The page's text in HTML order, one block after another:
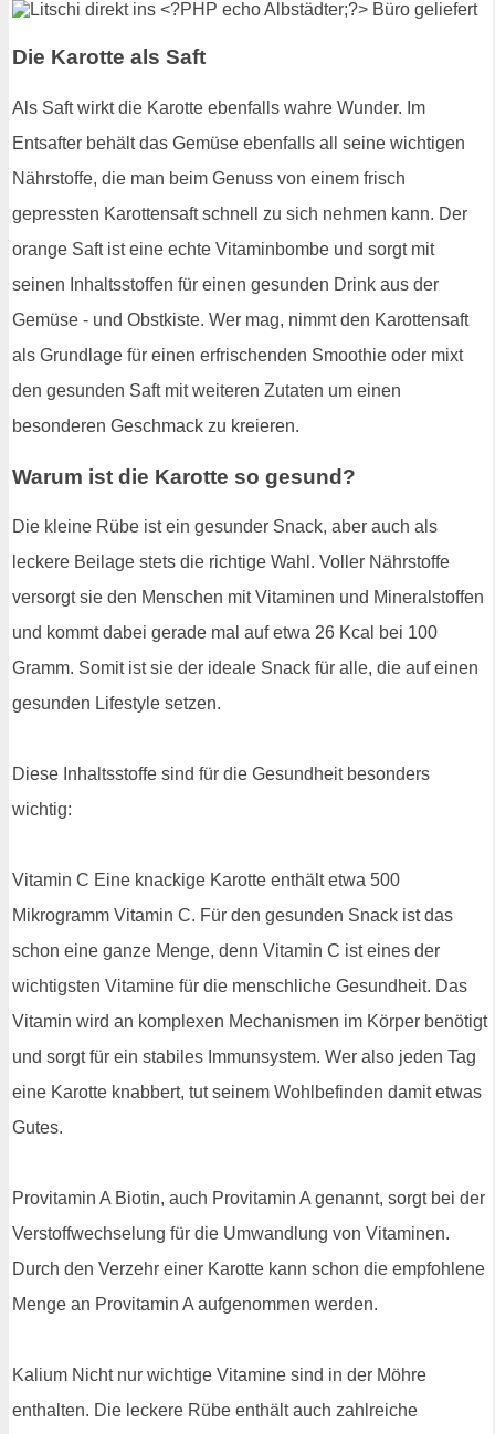
Die Karotte als Saft
Als Saft wirkt die Karotte ebenfalls wahre Wunder. Im
Entsafter behält das Gemüse ebenfalls all seine wichtigen
Nährstoffe, die man beim Genuss von einem frisch
gepressten Karottensaft schnell zu sich nehmen kann. Der
orange Saft ist eine echte Vitaminbombe und sorgt mit
seinen Inhaltsstoffen für einen gesunden Drink aus der
Gemüse - und Obstkiste. Wer mag, nimmt den Karottensaft
als Grundlage für einen erfrischenden Smoothie oder mixt
den gesunden Saft mit weiteren Zutaten um einen
besonderen Geschmack zu kreieren.
Warum ist die Karotte so gesund?
Die kleine Rübe ist ein gesunder Snack, aber auch als
leckere Beilage stets die richtige Wahl. Voller Nährstoffe
versorgt sie den Menschen mit Vitaminen und Mineralstoffen
und kommt dabei gerade mal auf etwa 26 Kcal bei 100
Gramm. Somit ist sie der ideale Snack für alle, die auf einen
gesunden Lifestyle setzen.
Diese Inhaltsstoffe sind für die Gesundheit besonders
wichtig:
Vitamin C Eine knackige Karotte enthält etwa 500
Mikrogramm Vitamin C. Für den gesunden Snack ist das
schon eine ganze Menge, denn Vitamin C ist eines der
wichtigsten Vitamine für die menschliche Gesundheit. Das
Vitamin wird an komplexen Mechanismen im Körper benötigt
und sorgt für ein stabiles Immunsystem. Wer also jeden Tag
eine Karotte knabbert, tut seinem Wohlbefinden damit etwas
Gutes.
Provitamin A Biotin, auch Provitamin A genannt, sorgt bei der
Verstoffwechselung für die Umwandlung von Vitaminen.
Durch den Verzehr einer Karotte kann schon die empfohlene
Menge an Provitamin A aufgenommen werden.
Kalium Nicht nur wichtige Vitamine sind in der Möhre
enthalten. Die leckere Rübe enthält auch zahlreiche